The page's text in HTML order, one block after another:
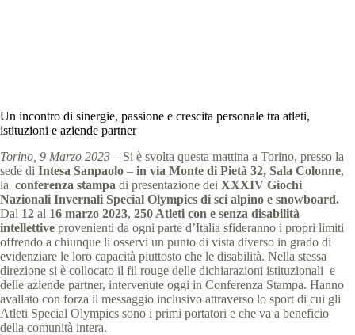
Un incontro di sinergie, passione e crescita personale tra atleti,
istituzioni e aziende partner
Torino, 9 Marzo 2023 – Si è svolta questa mattina a Torino, presso la
sede di Intesa Sanpaolo – in via Monte di Pietà 32, Sala Colonne,
la conferenza stampa di presentazione dei XXXIV Giochi
Nazionali Invernali Special Olympics di sci alpino e snowboard.
Dal 12 al 16 marzo 2023, 250 Atleti con e senza disabilità
intellettive provenienti da ogni parte d’Italia sfideranno i propri limiti
offrendo a chiunque li osservi un punto di vista diverso in grado di
evidenziare le loro capacità piuttosto che le disabilità. Nella stessa
direzione si è collocato il fil rouge delle dichiarazioni istituzionali e
delle aziende partner, intervenute oggi in Conferenza Stampa. Hanno
avallato con forza il messaggio inclusivo attraverso lo sport di cui gli
Atleti Special Olympics sono i primi portatori e che va a beneficio
della comunità intera.